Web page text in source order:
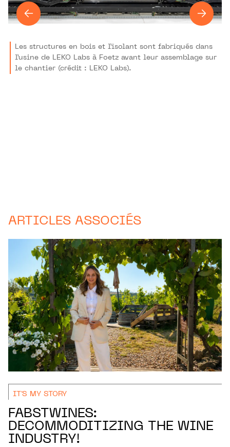
Les structures en bois et l’isolant sont fabriqués dans
l’usine de LEKO Labs à Foetz avant leur assemblage sur
le chantier (crédit : LEKO Labs).
ARTICLES ASSOCIÉS
IT'S MY STORY
FABSTWINES:
DECOMMODITIZING THE WINE
INDUSTRY!